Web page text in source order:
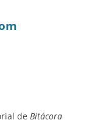
de Bitácora